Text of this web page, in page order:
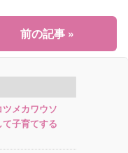
前の記事 »
メカワウソ
子育てする